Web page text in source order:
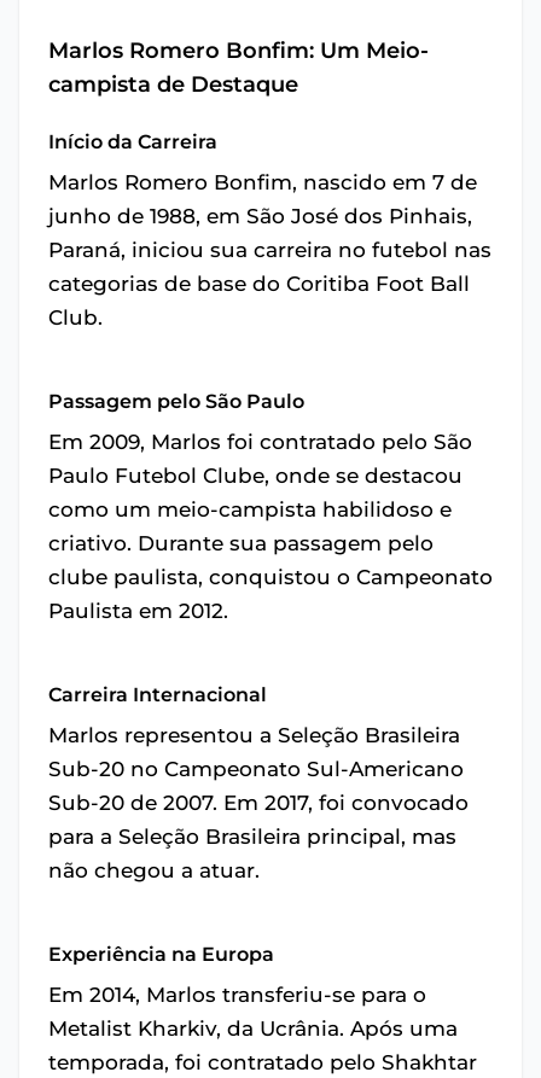
Marlos Romero Bonfim: Um Meio-
campista de Destaque
Início da Carreira
Marlos Romero Bonfim, nascido em 7 de
junho de 1988, em São José dos Pinhais,
Paraná, iniciou sua carreira no futebol nas
categorias de base do Coritiba Foot Ball
Club.
Passagem pelo São Paulo
Em 2009, Marlos foi contratado pelo São
Paulo Futebol Clube, onde se destacou
como um meio-campista habilidoso e
criativo. Durante sua passagem pelo
clube paulista, conquistou o Campeonato
Paulista em 2012.
Carreira Internacional
Marlos representou a Seleção Brasileira
Sub-20 no Campeonato Sul-Americano
Sub-20 de 2007. Em 2017, foi convocado
para a Seleção Brasileira principal, mas
não chegou a atuar.
Experiência na Europa
Em 2014, Marlos transferiu-se para o
Metalist Kharkiv, da Ucrânia. Após uma
temporada, foi contratado pelo Shakhtar